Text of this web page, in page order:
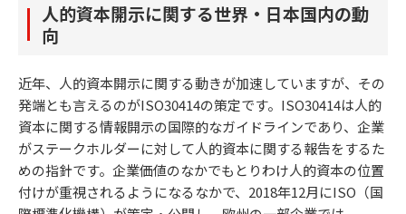
人的資本開示に関する世界・日本国内の動
向
近年、人的資本開示に関する動きが加速していますが、その
発端とも言えるのがISO30414の策定です。ISO30414は人的
資本に関する情報開示の国際的なガイドラインであり、企業
がステークホルダーに対して人的資本に関する報告をするた
めの指針です。企業価値のなかでもとりわけ人的資本の位置
付けが重視されるようになるなかで、2018年12月にISO（国